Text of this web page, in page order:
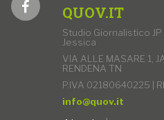
QUOV.IT
Studio Giornalistico
Jessica
VIA ALLE MASARE 1,
RENDENA TN
P.IVA 02180640225 |
info@quov.it